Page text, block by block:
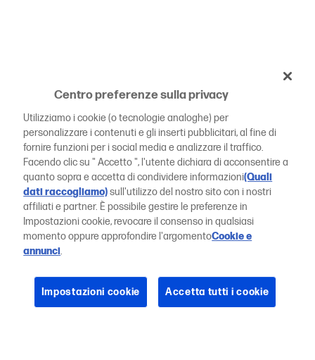
Centro preferenze sulla privacy
Utilizziamo i cookie (o tecnologie analoghe) per
personalizzare i contenuti e gli inserti pubblicitari, al fine di
fornire funzioni per i social media e analizzare il traffico.
Facendo clic su " Accetto ", l'utente dichiara di acconsentire a
quanto sopra e accetta di condividere informazioni(Quali
dati raccogliamo)sull'utilizzo del nostro sito con i nostri
affiliati e partner. È possibile gestire le preferenze in
Impostazioni cookie, revocare il consenso in qualsiasi
momento oppure approfondire l'argomentoCookie e
annunci.
Impostazioni cookie Accetta tutti i cookie